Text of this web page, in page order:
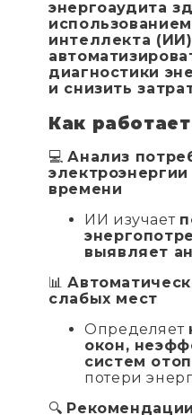
энергоаудита
интеллекта (ИИ)
диагностики
и снизить
Как
💻Анализ
времени
ИИ изучает
выявляет
📊
слабых мест
Определяет
окон,
систем
потери
🔍